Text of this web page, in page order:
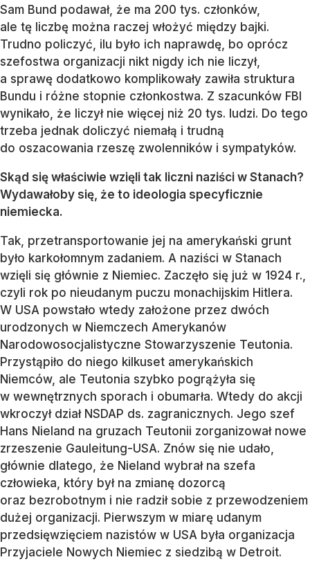
Sam Bund podawał, że ma 200 tys. członków,
ale tę liczbę można raczej włożyć między bajki.
Trudno policzyć, ilu było ich naprawdę, bo oprócz
szefostwa organizacji nikt nigdy ich nie liczył,
a sprawę dodatkowo komplikowały zawiła struktura
Bundu i różne stopnie członkostwa. Z szacunków FBI
wynikało, że liczył nie więcej niż 20 tys. ludzi. Do tego
trzeba jednak doliczyć niemałą i trudną
do oszacowania rzeszę zwolenników i sympatyków.
Skąd się właściwie wzięli tak liczni naziści w Stanach?
Wydawałoby się, że to ideologia specyficznie
niemiecka.
Tak, przetransportowanie jej na amerykański grunt
było karkołomnym zadaniem. A naziści w Stanach
wzięli się głównie z Niemiec. Zaczęło się już w 1924 r.,
czyli rok po nieudanym puczu monachijskim Hitlera.
W USA powstało wtedy założone przez dwóch
urodzonych w Niemczech Amerykanów
Narodowosocjalistyczne Stowarzyszenie Teutonia.
Przystąpiło do niego kilkuset amerykańskich
Niemców, ale Teutonia szybko pogrążyła się
w wewnętrznych sporach i obumarła. Wtedy do akcji
wkroczył dział NSDAP ds. zagranicznych. Jego szef
Hans Nieland na gruzach Teutonii zorganizował nowe
zrzeszenie Gauleitung-USA. Znów się nie udało,
głównie dlatego, że Nieland wybrał na szefa
człowieka, który był na zmianę dozorcą
oraz bezrobotnym i nie radził sobie z przewodzeniem
dużej organizacji. Pierwszym w miarę udanym
przedsięwzięciem nazistów w USA była organizacja
Przyjaciele Nowych Niemiec z siedzibą w Detroit.